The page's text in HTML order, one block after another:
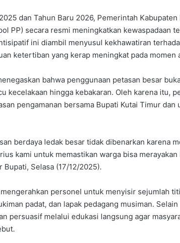
dan Tahun Baru 2026, Pemerintah
PP) secara resmi meningkatkan kewaspadaan
ini diambil menyusul kekhawatiran
ketertiban yang kerap meningkat pada momen
bahwa penggunaan petasan besar
kecelakaan hingga kebakaran. Oleh karena itu,
pengamanan bersama Bupati Kutai Timur dan
berdaya ledak besar tidak dibenarkan karena
kami untuk memastikan warga bisa merayakan
Selasa (17/12/2025).
personel untuk menyisir sejumlah
padat, dan lapak pedagang musiman.
persuasif melalui edukasi langsung agar